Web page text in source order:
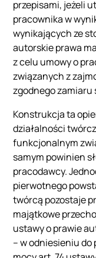
przepisami, jeżeli
pracownika w
wynikających ze
autorskie prawa
z celu umowy o
związanych z
zgodnego zamiaru
Konstrukcja ta
działalności
funkcjonalnym
samym powinien
pracodawcy.
pierwotnego
twórcą pozostaje
majątkowe
ustawy o prawie
– w odniesieniu